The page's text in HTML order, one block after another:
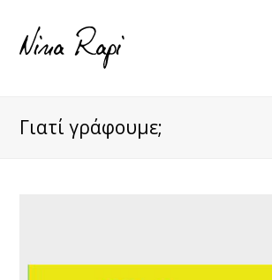
Γιατί γράφουμε;